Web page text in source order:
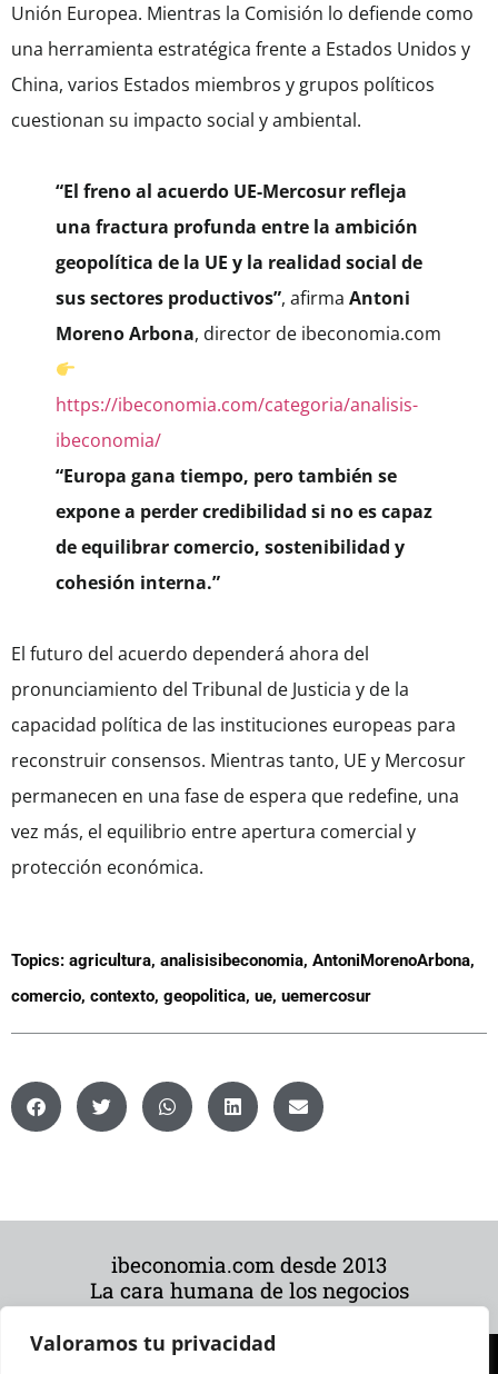
Valoramos tu privacidad
Unión Europea. Mientras la Comisión lo defiende como
una herramienta estratégica frente a Estados Unidos y
China, varios Estados miembros y grupos políticos
cuestionan su impacto social y ambiental.
“El freno al acuerdo UE-Mercosur refleja
una fractura profunda entre la ambición
geopolítica de la UE y la realidad social de
sus sectores productivos”, afirma Antoni
Moreno Arbona, director de ibeconomia.com
https://ibeconomia.com/categoria/analisis-
ibeconomia/
“Europa gana tiempo, pero también se
expone a perder credibilidad si no es capaz
de equilibrar comercio, sostenibilidad y
cohesión interna.”
El futuro del acuerdo dependerá ahora del
pronunciamiento del Tribunal de Justicia y de la
capacidad política de las instituciones europeas para
reconstruir consensos. Mientras tanto, UE y Mercosur
permanecen en una fase de espera que redefine, una
vez más, el equilibrio entre apertura comercial y
protección económica.
Topics: agricultura, analisisibeconomia, AntoniMorenoArbona,
comercio, contexto, geopolitica, ue, uemercosur
ibeconomia.com desde 2013
La cara humana de los negocios